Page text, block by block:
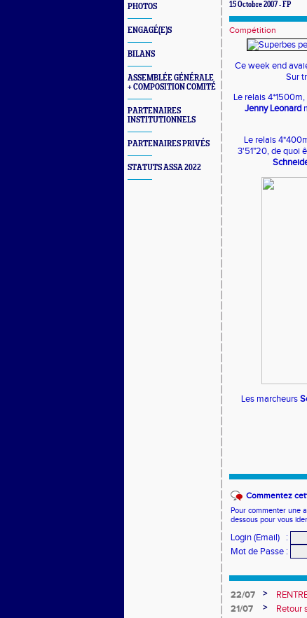
PHOTOS
ENGAGÉ(E)S
BILANS
ASSEMBLÉE GÉNÉRALE
+ COMPOSITION COMITÉ
PARTENAIRES
INSTITUTIONNELS
PARTENAIRES PRIVÉS
STATUTS ASSA 2022
15 Octobre 2007 - FP
Compétition
Ce week end
Sur
Le relais
Jenny Leonard
Le relais
3'51"20, de quoi
Les marcheurs
Commentez
Pour commenter une
dessous pour vous
Login (Email)
:
Mot de Passe :
22/07 >
21/07
>
Retour